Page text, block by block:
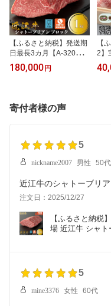
【ふるさと納税】発送期
日最長3カ月【A-320】宝
牧場 近江牛シャトーブリ
アンブロック 1kg［高島
180,000 円
【
2】
ス
焼
寄付者様の声
5
nickname2007 男性 50代
近江牛のシャトーブリ
注文日：2025/12/27
【ふるさと納税
場 近江牛 シャト
5
mine3376 女性 60代